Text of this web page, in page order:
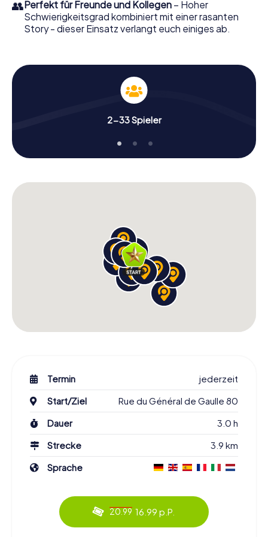
👥Perfekt für Freunde und Kollegen – Hoher
Schwierigkeitsgrad kombiniert mit einer rasanten
Story - dieser Einsatz verlangt euch einiges ab.
2-33 Spieler
Termin
jederzeit
Start/Ziel
Rue du Général de Gaulle 80
Dauer
3.0 h
Strecke
3.9 km
Sprache
20.99 16.99 p.P.